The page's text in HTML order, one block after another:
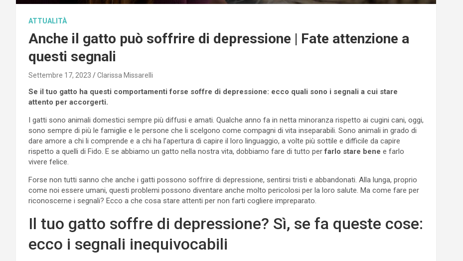
ATTUALITÀ
Anche il gatto può soffrire di depressione | Fate attenzione a
questi segnali
Settembre 17, 2023 Clarissa Missarelli
Se il tuo gatto ha questi comportamenti forse soffre di depressione: ecco quali sono i segnali a cui stare
attento per accorgerti.
I gatti sono animali domestici sempre più diffusi e amati. Qualche anno fa in netta minoranza rispetto ai cugini cani, oggi,
sono sempre di più le famiglie e le persone che li scelgono come compagni di vita inseparabili. Sono animali in grado di
dare amore a chi li comprende e a chi ha l’apertura di capire il loro linguaggio, a volte più sottile e difficile da capire
rispetto a quelli di Fido. E se abbiamo un gatto nella nostra vita, dobbiamo fare di tutto perfarlo stare bene e farlo
vivere felice.
Forse non tutti sanno che anche i gatti possono soffrire di depressione, sentirsi tristi e abbandonati. Alla lunga, proprio
come noi essere umani, questi problemi possono diventare anche molto pericolosi per la loro salute. Ma come fare per
riconoscerne i segnali? Ecco a che cosa stare attenti per non farti cogliere impreparato.
Il tuo gatto soffre di depressione? Sì, se fa queste cose:
ecco i segnali inequivocabili